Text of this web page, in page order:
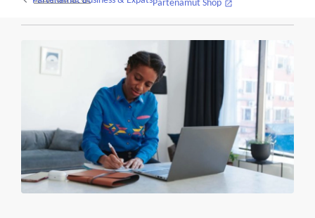
Partenamut Shop